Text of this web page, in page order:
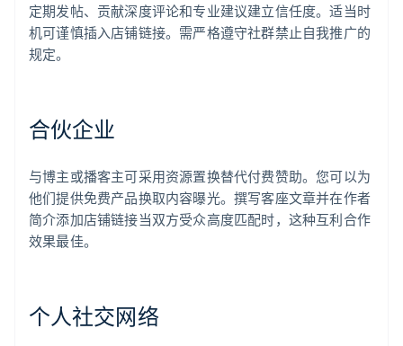
定期发帖、贡献深度评论和专业建议建立信任度。适当时
机可谨慎插入店铺链接。需严格遵守社群禁止自我推广的
规定。
合伙企业
与博主或播客主可采用资源置换替代付费赞助。您可以为
他们提供免费产品换取内容曝光。撰写客座文章并在作者
简介添加店铺链接当双方受众高度匹配时，这种互利合作
效果最佳。
个人社交网络